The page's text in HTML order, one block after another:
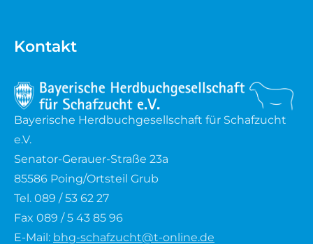
Kontakt
Bayerische Herdbuchgesellschaft für Schafzucht
e.V.
Senator-Gerauer-Straße 23a
85586 Poing/Ortsteil Grub
Tel. 089 / 53 62 27
Fax 089 / 5 43 85 96
E-Mail: bhg-schafzucht@t-online.de
Herdwick